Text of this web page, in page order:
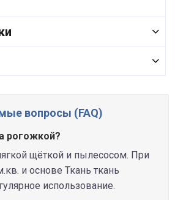
вопросы (FAQ)
рогожкой?
щёткой и пылесосом. При
и основе Ткань ткань
использование.